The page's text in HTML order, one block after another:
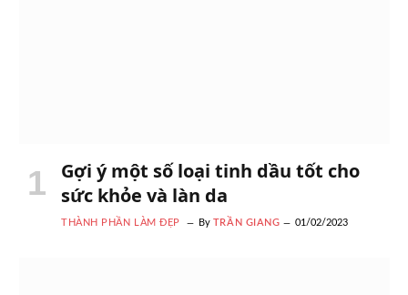
Gợi ý một số loại tinh dầu tốt cho
sức khỏe và làn da
THÀNH PHẦN LÀM ĐẸP By TRẦN GIANG 01/02/2023